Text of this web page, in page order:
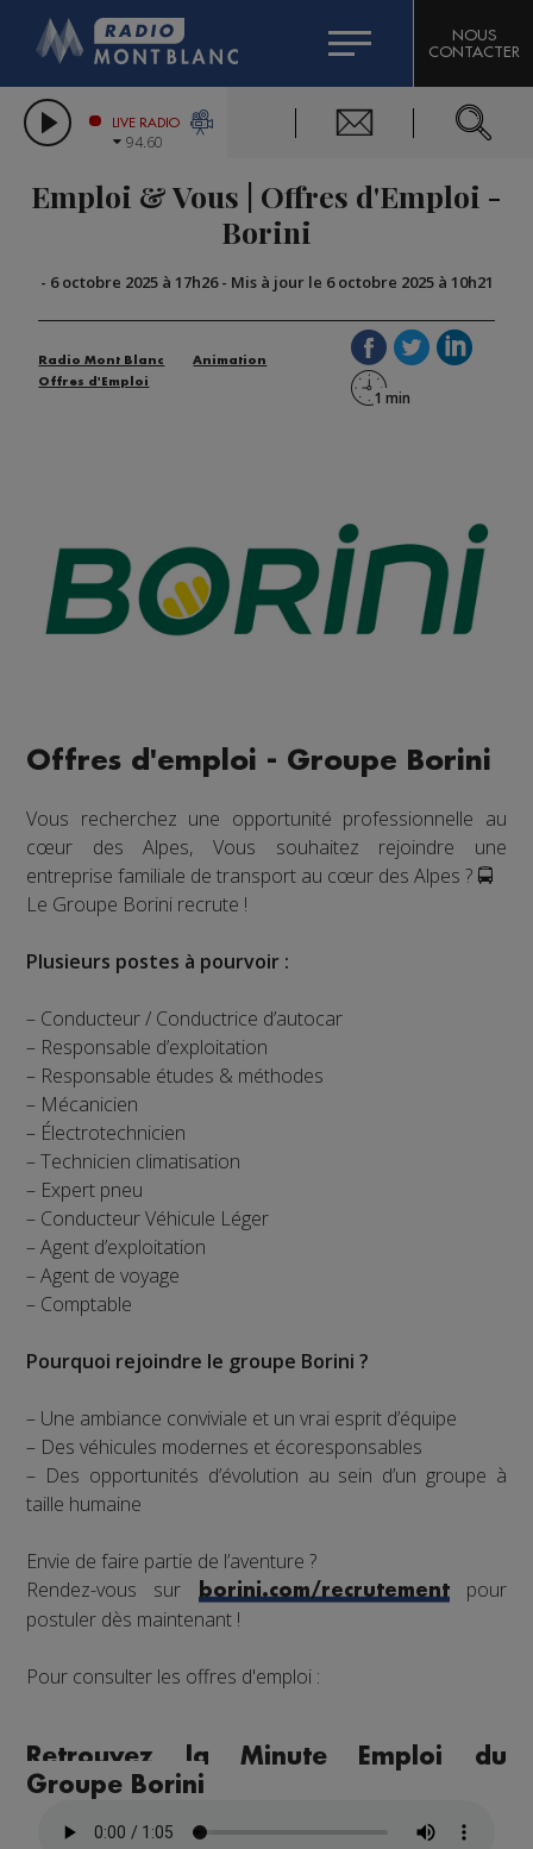
LES CHRONIQUES DE L'EXPERT
CITIZEN MACHINERY
GRAND MASSIF DOMAINES SKIABLES
BIGARD
COMPAGNIE DU MONT-BLANC
NOUS
CONTACTER
LIVE RADIO
94.60
Emploi & Vous | Offres d'Emploi -
Borini
- 6 octobre 2025 à 17h26- Mis à jour le 6 octobre 2025 à 10h21
Radio Mont Blanc
Animation
Offres d'Emploi
Offres d'emploi - Groupe Borini
Vous recherchez une opportunité professionnelle au
cœur des Alpes, Vous souhaitez rejoindre une
entreprise familiale de transport au cœur des Alpes ? 🚍
Le Groupe Borini recrute !
Plusieurs postes à pourvoir :
– Conducteur / Conductrice d’autocar
– Responsable d’exploitation
– Responsable études & méthodes
– Mécanicien
– Électrotechnicien
– Technicien climatisation
– Expert pneu
– Conducteur Véhicule Léger
– Agent d’exploitation
– Agent de voyage
– Comptable
Pourquoi rejoindre le groupe Borini ?
– Une ambiance conviviale et un vrai esprit d’équipe
– Des véhicules modernes et écoresponsables
– Des opportunités d’évolution au sein d’un groupe à
taille humaine
Envie de faire partie de l’aventure ?
Rendez-vous sur
borini.com/recrutementpour
postuler dès maintenant !
Pour consulter les offres d'emploi :
Retrouvez la Minute Emploi du
Groupe Borini